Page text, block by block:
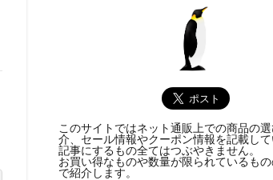
このサイトではネット通販上での商品の
介、セール情報やクーポン情報を記載して
記事にするもの全てはつぶやきません。
お買い得なものや数量が限られているも
で紹介します。